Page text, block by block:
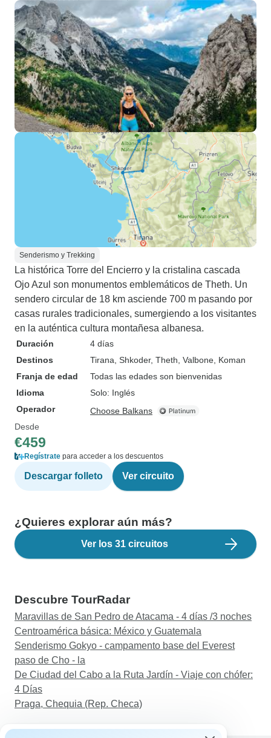
Senderismo y Trekking
La histórica Torre del Encierro y la cristalina cascada
Ojo Azul son monumentos emblemáticos de Theth. Un
sendero circular de 18 km asciende 700 m pasando por
casas rurales tradicionales, sumergiendo a los visitantes
en la auténtica cultura montañesa albanesa.
Duración
4 días
Destinos
Tirana , Shkoder, Theth , Valbone , Koman
Franja de edad
Todas las edades son bienvenidas
Idioma
Solo: Inglés
Operador
Choose Balkans
Desde
€459
Regístrate para acceder a los descuentos
Descargar folleto Ver circuito
¿Quieres explorar aún más?
Ver los 31 circuitos
Descubre TourRadar
Maravillas de San Pedro de Atacama - 4 días /3 noches
Centroamérica básica: México y Guatemala
Senderismo Gokyo - campamento base del Everest
paso de Cho - la
De Ciudad del Cabo a la Ruta Jardín - Viaje con chófer:
4 Días
Praga, Chequia (Rep. Checa)